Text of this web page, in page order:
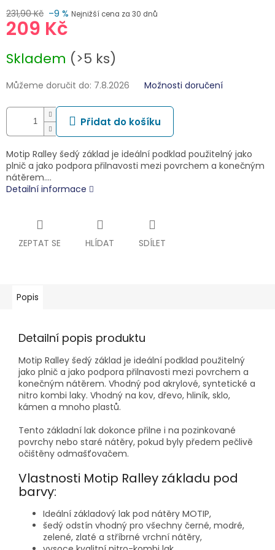
231,90 Kč –9 % Nejnižší cena za 30 dnů
209 Kč
cena:
Skladem (>5 ks)
Můžeme doručit do: 7.8.2026 Možnosti doručení
Přidat do košíku
Motip Ralley šedý základ je ideální podklad použitelný jako
plnič a jako podpora přilnavosti mezi povrchem a konečným
nátěrem.…
Detailní informace
ZEPTAT SE HLÍDAT SDÍLET
Popis
Detailní popis produktu
Motip Ralley šedý základ je ideální podklad použitelný
jako plnič a jako podpora přilnavosti mezi povrchem a
konečným nátěrem. Vhodný pod akrylové, syntetické a
nitro kombi laky. Vhodný na kov, dřevo, hliník, sklo,
kámen a mnoho plastů.
Tento základní lak dokonce přilne i na pozinkované
povrchy nebo staré nátěry, pokud byly předem pečlivě
očištěny odmašťovačem.
Vlastnosti Motip Ralley základu pod
barvy:
Ideální základový lak pod nátěry MOTIP,
šedý odstín vhodný pro všechny černé, modré,
zelené, zlaté a stříbrné vrchní nátěry,